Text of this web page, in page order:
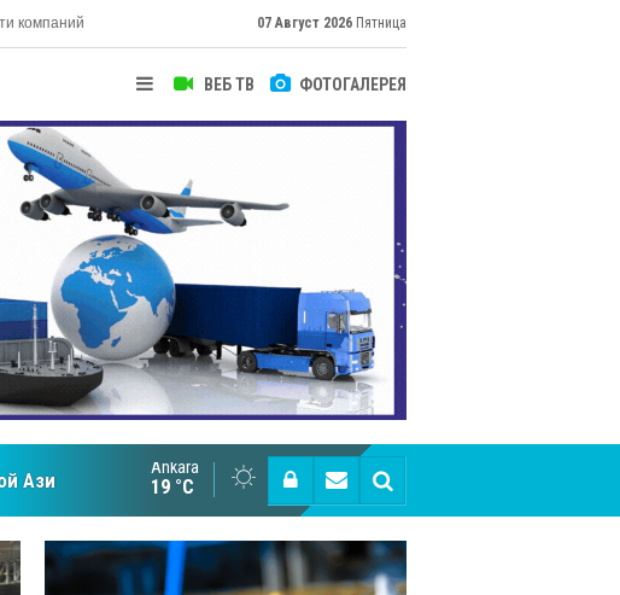
компаний 07 Август 2026 Пятница
ВЕБ ТВ ФОТОГАЛЕРЕЯ
Великий Шёлковый путь объединяет таланты в
Ankara
19 °C